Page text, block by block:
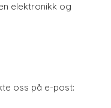
elektronikk og
oss på e-post: